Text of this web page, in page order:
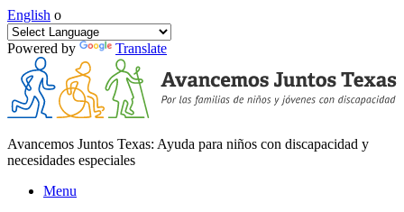
English o
Powered by Translate
Avancemos Juntos Texas: Ayuda para niños con discapacidad y
necesidades especiales
Menu